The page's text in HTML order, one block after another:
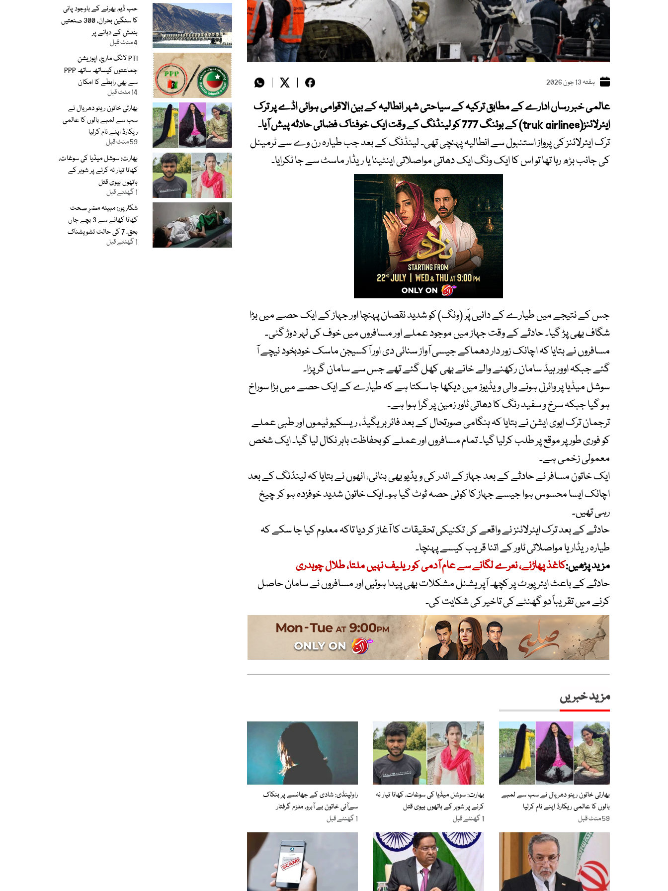
ہفتہ 13 جون 2026
عالمی خبر رساں ادارے کے مطابق ترکیہ کے سیاحتی شہر انطالیہ کے بین الاقوامی ہوائی اڈے پر ترک
ایئرلائنز(truk airlines) کے بوئنگ 777 کو لینڈنگ کے وقت ایک خوفناک فضائی حادثہ پیش آیا۔
ترک ایئرلائنز کی پرواز استنبول سے انطالیہ پہنچی تھی۔ لینڈنگ کے بعد جب طیارہ رن وے سے ٹرمینل
کی جانب بڑھ رہا تھا تو اس کا ایک ونگ ایک دھاتی مواصلاتی اینٹینا یا ریڈار ماسٹ سے جا ٹکرایا۔
جس کے نتیجے میں طیارے کے دائیں پَر (ونگ) کو شدید نقصان پہنچا اور جہاز کے ایک حصے میں بڑا
شگاف بھی پڑ گیا۔ حادثے کے وقت جہاز میں موجود عملے اور مسافروں میں خوف کی لہر دوڑ گئی۔
مسافروں نے بتایا کہ اچانک زور دار دھماکے جیسی آواز سنائی دی اور آکسیجن ماسک خودبخود نیچے آ
گئے جبکہ اوور ہیڈ سامان رکھنے والے خانے بھی کھل گئے تھے جس سے سامان گر پڑا۔
سوشل میڈیا پر وائرل ہونے والی ویڈیوز میں دیکھا جا سکتا ہے کہ طیارے کے ایک حصے میں بڑا سوراخ
ہو گیا جبکہ سرخ و سفید رنگ کا دھاتی ٹاور زمین پر گرا ہوا ہے۔
ترجمان ترک ایوی ایشن نے بتایا کہ ہنگامی صورتحال کے بعد فائر بریگیڈ، ریسکیو ٹیموں اور طبی عملے
کو فوری طور پر موقع پر طلب کرلیا گیا۔ تمام مسافروں اور عملے کو بحفاظت باہر نکال لیا گیا۔ ایک شخص
معمولی زخمی ہے۔
ایک خاتون مسافر نے حادثے کے بعد جہاز کے اندر کی ویڈیو بھی بنائی، انھوں نے بتایا کہ لینڈنگ کے بعد
اچانک ایسا محسوس ہوا جیسے جہاز کا کوئی حصہ ٹوٹ گیا ہو۔ ایک خاتون شدید خوفزدہ ہو کر چیخ
رہی تھیں۔
حادثے کے بعد ترک ایئرلائنز نے واقعے کی تکنیکی تحقیقات کا آغاز کر دیا تاکہ معلوم کیا جا سکے کہ
طیارہ ریڈار یا مواصلاتی ٹاور کے اتنا قریب کیسے پہنچا۔
مزید پڑھیں:کاغذ پھاڑنے، نعرے لگانے سے عام آدمی کو ریلیف نہیں ملتا، طلال چوہدری
حادثے کے باعث ایئرپورٹ پر کچھ آپریشنل مشکلات بھی پیدا ہوئیں اور مسافروں نے سامان حاصل
کرنے میں تقریباً دو گھنٹے کی تاخیر کی شکایت کی۔
مزید خبریں
بھارتی خاتون رینو دھریال نے سب سے لمبے
بالوں کا عالمی ریکارڈ اپنے نام کرلیا
59 منٹ قبل
بھارت: سوشل میڈیا کی سوغات، کھانا تیار نہ
کرنے پر شوہر کے ہاتھوں بیوی قتل
1 گھنٹے قبل
راولپنڈی: شادی کے جھانسے پر بنکاک
سےآئی خاتون بے آبرو، ملزم گرفتار
1 گھنٹے قبل
حب ڈیم بھرنے کے باوجود پانی
کا سنگین بحران، 300 صنعتیں
بندش کے دہانے پر
4 منٹ قبل
PTI لانگ مارچ، اپوزیشن
جماعتوں کیساتھ ساتھ PPP
سے بھی رابطے کا امکان
14 منٹ قبل
بھارتی خاتون رینو دھریال نے
سب سے لمبے بالوں کا عالمی
ریکارڈ اپنے نام کرلیا
59 منٹ قبل
بھارت: سوشل میڈیا کی سوغات،
کھانا تیار نہ کرنے پر شوہر کے
ہاتھوں بیوی قتل
1 گھنٹے قبل
شکارپور: مبینہ مضرِ صحت
کھانا کھانے سے 3 بچے جاں
بحق، 7 کی حالت تشویشناک
1 گھنٹے قبل